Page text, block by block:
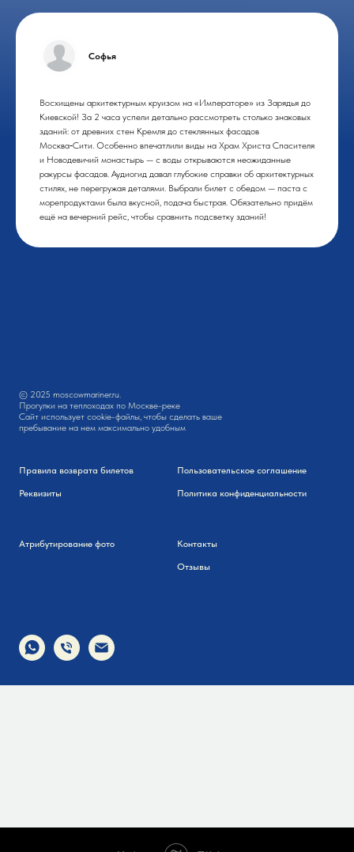
Софья
Восхищены архитектурным круизом на «Императоре» из Зарядья до
Киевской! За 2 часа успели детально рассмотреть столько знаковых
зданий: от древних стен Кремля до стеклянных фасадов
Москва‑Сити. Особенно впечатлили виды на Храм Христа Спасителя
и Новодевичий монастырь — с воды открываются неожиданные
ракурсы фасадов. Аудиогид давал глубокие справки об архитектурных
стилях, не перегружая деталями. Выбрали билет с обедом — паста с
морепродуктами была вкусной, подача быстрая. Обязательно придём
ещё на вечерний рейс, чтобы сравнить подсветку зданий!
© 2025 moscowmariner.ru.
Прогулки на теплоходах по Москве-реке
Сайт использует cookie-файлы, чтобы сделать ваше
пребывание на нем максимально удобным
Правила возврата билетов
Реквизиты
Пользовательское соглашение
Политика конфиденциальности
Атрибутирование фото Контакты
Отзывы